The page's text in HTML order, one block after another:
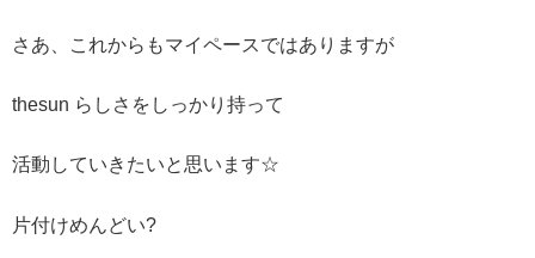
さあ、これからもマイペースではありますが
thesun らしさをしっかり持って
活動していきたいと思います☆
片付けめんどい?